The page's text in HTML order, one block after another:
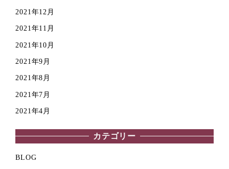
2021年12月
2021年11月
2021年10月
2021年9月
2021年8月
2021年7月
2021年4月
カテゴリー
BLOG